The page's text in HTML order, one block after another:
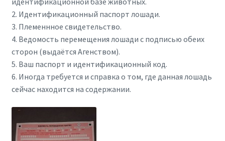
2. Идентификационный паспорт лошади.
3. Племеннное свидетельство.
4. Ведомость перемещения лошади с подписью обеих
сторон (выдаётся Агенством).
5. Ваш паспорт и идентификационный код.
6. Иногда требуется и справка о том, где данная лошадь
сейчас находится на содержании.